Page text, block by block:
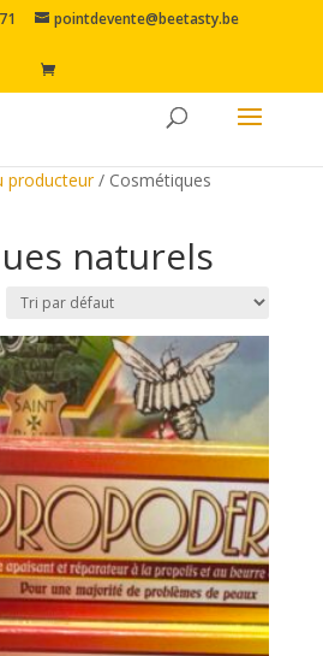
pointdevente@beetasty.be
producteur/ Cosmétiques
naturels